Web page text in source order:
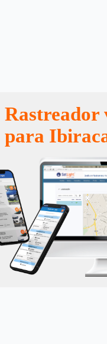
Rastreador
para